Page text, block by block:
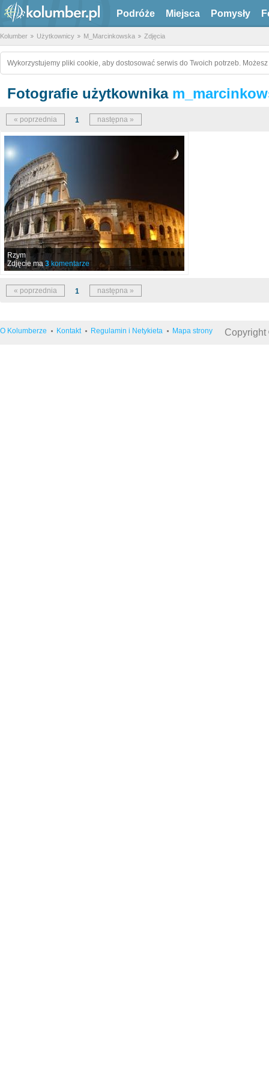
Podróże Miejsca Pomysły
Kolumber Użytkownicy M_Marcinkowska Zdjęcia
Wykorzystujemy pliki cookie, aby dostosować serwis do Twoich potrzeb.
Fotografie użytkownika
« poprzednia 1 następna »
Rzym
Zdjęcie ma 3 komentarze
« poprzednia 1 następna »
O Kolumberze Kontakt Regulamin i Netykieta Mapa strony